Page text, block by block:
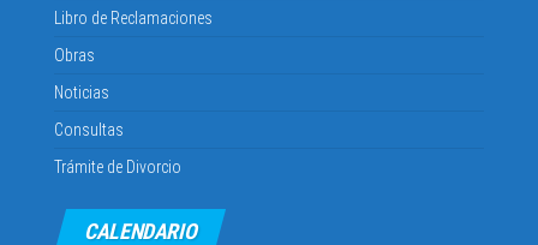
Libro de Reclamaciones
Obras
Noticias
Consultas
Trámite de Divorcio
CALENDARIO